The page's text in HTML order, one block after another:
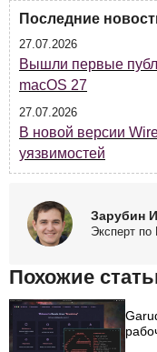
Последние
27.07.2026
Вышли первые
macOS 27
27.07.2026
В новой версии
уязвимостей
Зарубин
Эксперт по
Похожие